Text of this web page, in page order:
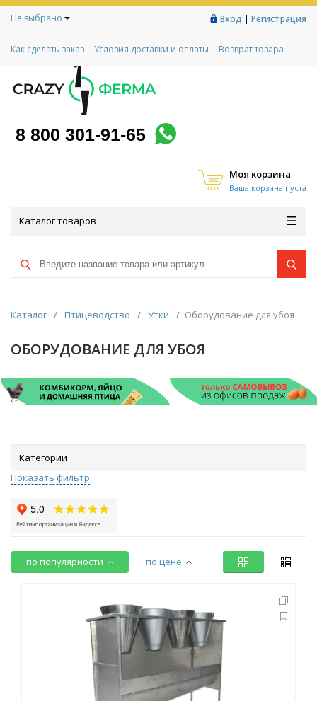
Не выбрано Вход | Регистрация
Как сделать заказ Условия доставки и оплаты
Возврат товара
Контакты
Социальный контракт
Любимая ферма
8 800 301-91-65
Моя корзина
Ваша корзина пуста
Каталог товаров
Каталог / Птицеводство / Утки / Оборудование для убоя
ОБОРУДОВАНИЕ ДЛЯ УБОЯ
Категории
Показать фильтр
по популярности по цене